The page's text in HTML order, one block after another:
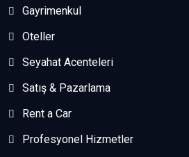
Gayrimenkul
Oteller
Seyahat Acenteleri
Satış & Pazarlama
Rent a Car
Profesyonel Hizmetler